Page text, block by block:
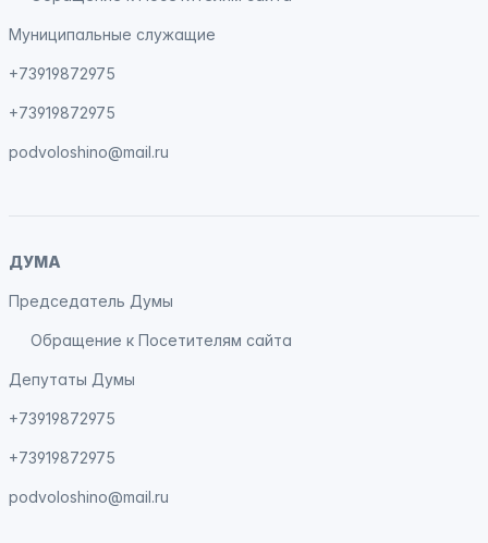
Муниципальные служащие
+73919872975
+73919872975
podvoloshino@mail.ru
ДУМА
Председатель Думы
Обращение к Посетителям сайта
Депутаты Думы
+73919872975
+73919872975
podvoloshino@mail.ru